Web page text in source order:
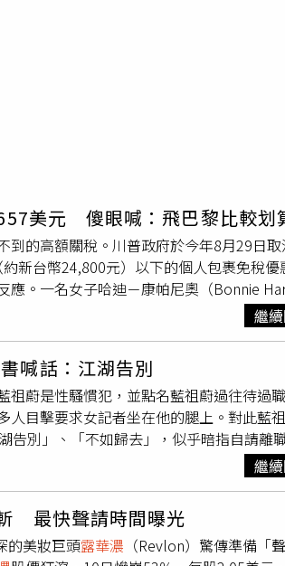
美元 傻眼喊：飛巴黎比較划
到的高額關稅。川普政府於今年8月29日
新台幣24,800元）以下的個人包裹免稅優
應。一名女子哈迪－康帕尼奧（Bonnie
支付657美元關稅，消費者當場拒收。（
比利時訂購一批總價431美元（約新台幣
得知，該批商品因含有來自俄羅斯或來源
鋼鐵關稅。UPS要求她提供商品中鋁含量
表示：「這整件事完全混亂，我每週至少
竟寄來65美元（約新台幣2,000元）的逾期
能還比較便宜。」這項政策變動源自川
般消費者海外購物的稅務負擔。由於小額
至已遭「處理掉」或銷毀。除了個人消費
（約新台幣31兆元），Adobe Analytics預
多國際業者停止對美出貨，一些美國企業
繼
喊話：江湖告別
蔚是性騷慣犯，並點名藍祖蔚過往待過
人目擊要求女記者坐在他的腿上。對此藍
告別」、「不如歸去」，似乎暗指自請離
蔚透過臉書表示：「20年前都已經為當
來也不能為我的愛，多盡一絲心力了，千
視聽文化中心低調證實藍祖蔚將離職，「
奉獻 不是來做官我不是高官我是電影苦力
最大的榮幸感謝文化部給我了三年時光感
繼
最快聲請時間曝光
的美妝巨頭露華濃 （Revlon）驚傳準備「